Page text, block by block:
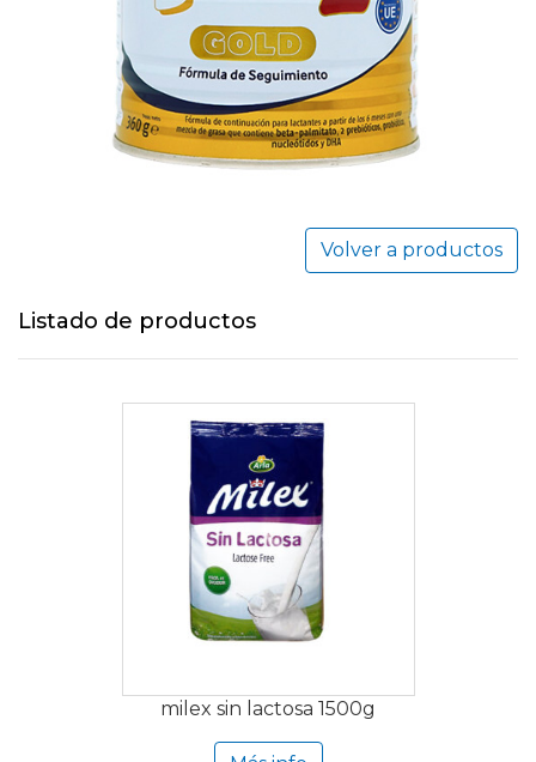
Volver a productos
Listado de productos
milex sin lactosa 1500g